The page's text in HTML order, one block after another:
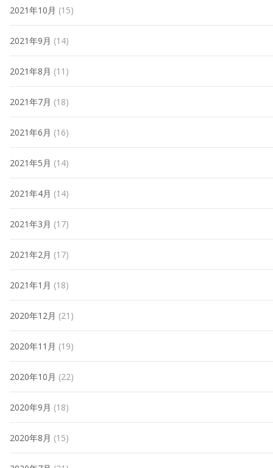
2021年10月 (15)
2021年9月 (14)
2021年8月 (11)
2021年7月 (18)
2021年6月 (16)
2021年5月 (14)
2021年4月 (14)
2021年3月 (17)
2021年2月 (17)
2021年1月 (18)
2020年12月 (21)
2020年11月 (19)
2020年10月 (22)
2020年9月 (18)
2020年8月 (15)